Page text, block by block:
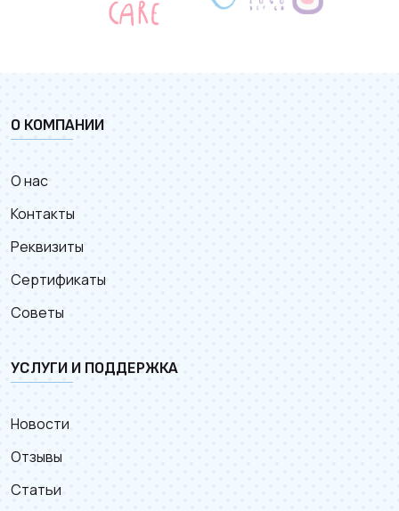
О КОМПАНИИ
О нас
Контакты
Реквизиты
Сертификаты
Советы
УСЛУГИ И ПОДДЕРЖКА
Новости
Отзывы
Статьи